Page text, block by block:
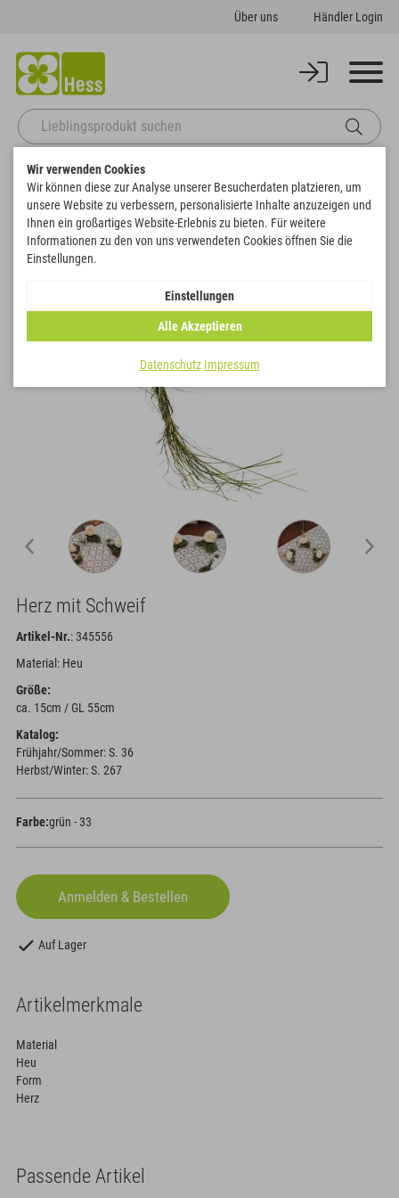
Über uns Händler Login
Startseite Themenwelten
Zurück zur Artikelübersicht
SALE
Herz mit Schweif
Artikel-Nr.: 345556
Material: Heu
Größe:
ca. 15cm / GL 55cm
Katalog:
Frühjahr/Sommer: S. 36
Herbst/Winter: S. 267
Farbe:grün - 33
Auf Lager
Artikelmerkmale
Material
Heu
Form
Herz
Passende Artikel
Wir verwenden Cookies
Wir können diese zur Analyse unserer Besucherdaten platzieren, um
unsere Website zu verbessern, personalisierte Inhalte anzuzeigen und
Ihnen ein großartiges Website-Erlebnis zu bieten. Für weitere
Informationen zu den von uns verwendeten Cookies öffnen Sie die
Einstellungen.
Einstellungen
Alle Akzeptieren
Datenschutz Impressum